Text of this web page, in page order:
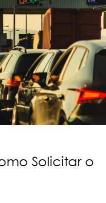
Solicitar o